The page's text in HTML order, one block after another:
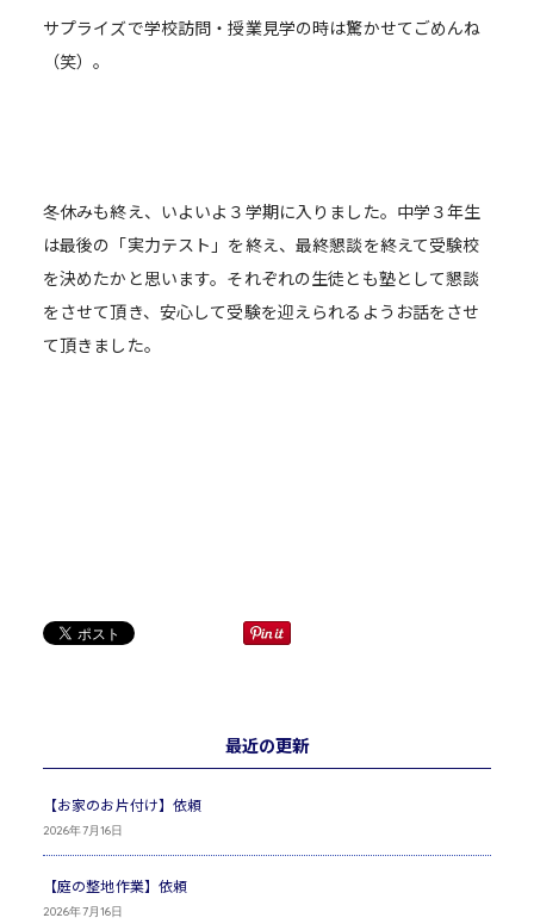
サプライズで学校訪問・授業見学の時は驚かせてごめんね
（笑）。
冬休みも終え、いよいよ３学期に入りました。中学３年生
は最後の「実力テスト」を終え、最終懇談を終えて受験校
を決めたかと思います。それぞれの生徒とも塾として懇談
をさせて頂き、安心して受験を迎えられるようお話をさせ
て頂きました。
最近の更新
【お家のお片付け】依頼
2026年7月16日
【庭の整地作業】依頼
2026年7月16日